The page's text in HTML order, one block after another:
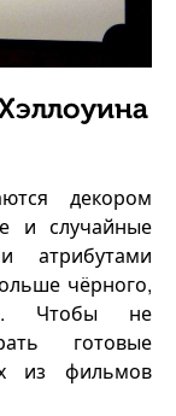
декором
и случайные
атрибутами
чёрного,
Чтобы не
готовые
из фильмов